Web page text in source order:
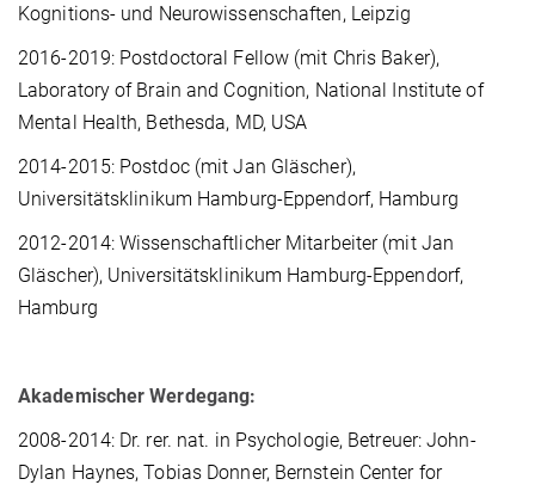
Kognitions- und Neurowissenschaften, Leipzig
2016-2019: Postdoctoral Fellow (mit Chris Baker),
Laboratory of Brain and Cognition, National Institute of
Mental Health, Bethesda, MD, USA
2014-2015: Postdoc (mit Jan Gläscher),
Universitätsklinikum Hamburg-Eppendorf, Hamburg
2012-2014: Wissenschaftlicher Mitarbeiter (mit Jan
Gläscher), Universitätsklinikum Hamburg-Eppendorf,
Hamburg
Akademischer Werdegang:
2008-2014: Dr. rer. nat. in Psychologie, Betreuer: John-
Dylan Haynes, Tobias Donner, Bernstein Center for